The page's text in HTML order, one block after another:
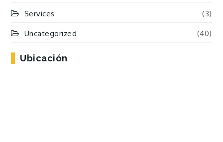
Services (3)
Uncategorized (40)
Ubicación